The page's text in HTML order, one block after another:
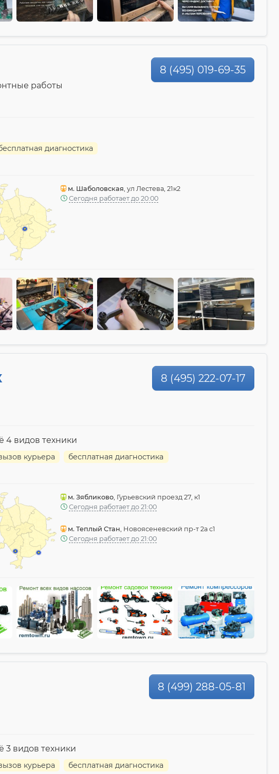
работы
8 (495) 019-69-35
диагностика
м. Шаболовская, ул Лестева, 21к2
Сегодня работает до 20:00
8 (495) 222-07-17
4 видов техники
курьера бесплатная диагностика
м. Зябликово , Гурьевский проезд 27, к1
Сегодня работает до 21:00
м. Теплый Стан , Новоясеневский пр-т 2а с1
Сегодня работает до 21:00
8 (499) 288-05-81
3 видов техники
курьера бесплатная диагностика